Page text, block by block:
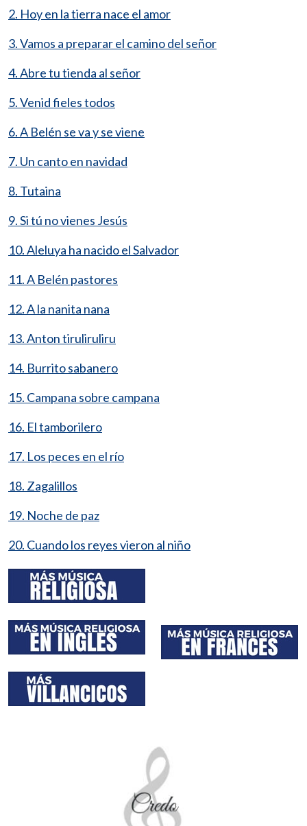
2. Hoy en la tierra nace el amor
3. Vamos a preparar el camino del señor
4. Abre tu tienda al señor
5. Venid fieles todos
6. A Belén se va y se viene
7. Un canto en navidad
8. Tutaina
9. Si tú no vienes Jesús
10. Aleluya ha nacido el Salvador
11. A Belén pastores
12. A la nanita nana
13. Anton tiruliruliru
14. Burrito sabanero
15. Campana sobre campana
16. El tamborilero
17. Los peces en el río
18. Zagalillos
19. Noche de paz
20. Cuando los reyes vieron al niño